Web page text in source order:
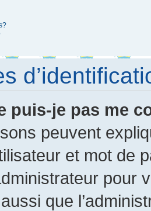
puis-je pas me
peuvent
et mot de
pour
que